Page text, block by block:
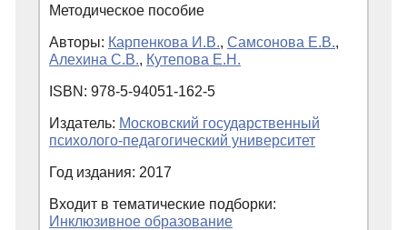
Методическое пособие
Авторы: Карпенкова И.В., Самсонова Е.В.,
Алехина С.В., Кутепова Е.Н.
ISBN: 978-5-94051-162-5
Издатель: Московский государственный
психолого-педагогический университет
Год издания: 2017
Входит в тематические подборки:
Инклюзивное образование